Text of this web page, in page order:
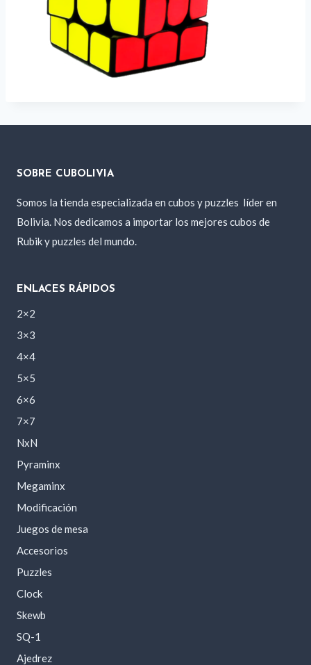
SOBRE CUBOLIVIA
Somos la tienda especializada en cubos y puzzles líder en
Bolivia. Nos dedicamos a importar los mejores cubos de
Rubik y puzzles del mundo.
ENLACES RÁPIDOS
2×2
3×3
4×4
5×5
6×6
7×7
NxN
Pyraminx
Megaminx
Modificación
Juegos de mesa
Accesorios
Puzzles
Clock
Skewb
SQ-1
Ajedrez